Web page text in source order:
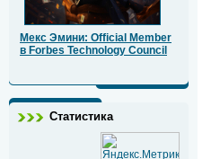
Мекс Эмини: Official Member
в Forbes Technology Council
Статистика